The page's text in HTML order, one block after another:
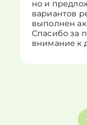
но и
вариантов
выполнен
Спасибо за
внимание к